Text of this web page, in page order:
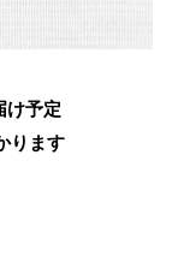
け予定
ります